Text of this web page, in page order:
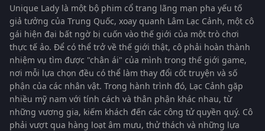
Unique Lady là một bộ phim cổ trang lãng mạn pha yếu tố
giả tưởng của Trung Quốc, xoay quanh Lâm Lạc Cảnh, một cô
gái hiện đại bất ngờ bị cuốn vào thế giới của một trò chơi
thực tế ảo. Để có thể trở về thế giới thật, cô phải hoàn thành
nhiệm vụ tìm được "chân ái" của mình trong thế giới game,
nơi mỗi lựa chọn đều có thể làm thay đổi cốt truyện và số
phận của các nhân vật. Trong hành trình đó, Lạc Cảnh gặp
nhiều mỹ nam với tính cách và thân phận khác nhau, từ
những vương gia, kiếm khách đến các công tử quyền quý. Cô
phải vượt qua hàng loạt âm mưu, thử thách và những lựa